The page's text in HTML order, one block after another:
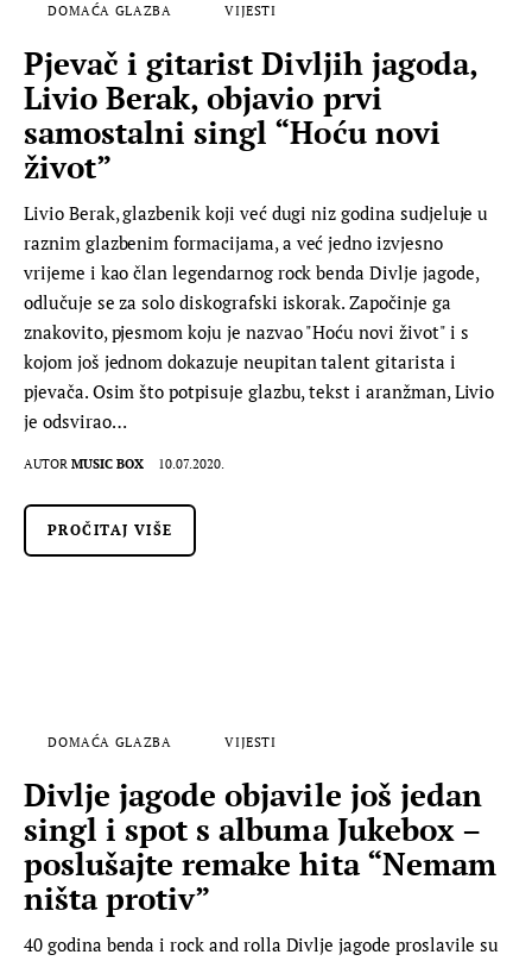
DOMAĆA GLAZBA VIJESTI
Pjevač i gitarist Divljih jagoda,
Livio Berak, objavio prvi
samostalni singl “Hoću novi
život”
Livio Berak, glazbenik koji već dugi niz godina sudjeluje u
raznim glazbenim formacijama, a već jedno izvjesno
vrijeme i kao član legendarnog rock benda Divlje jagode,
odlučuje se za solo diskografski iskorak. Započinje ga
znakovito, pjesmom koju je nazvao "Hoću novi život" i s
kojom još jednom dokazuje neupitan talent gitarista i
pjevača. Osim što potpisuje glazbu, tekst i aranžman, Livio
je odsvirao…
AUTOR MUSIC BOX 10.07.2020.
PROČITAJ VIŠE
DOMAĆA GLAZBA VIJESTI
Divlje jagode objavile još jedan
singl i spot s albuma Jukebox –
poslušajte remake hita “Nemam
ništa protiv”
40 godina benda i rock and rolla Divlje jagode proslavile su